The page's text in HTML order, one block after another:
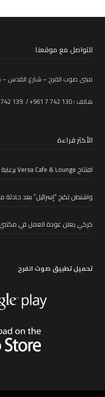
للتواصل مع موقعنا
مبنى صوت الفرح – شارع القدس –
هاتف : 130 742 7 961+ / 139 742 7 961+ لبنان
الأكثر قراءة
افتتاح Versa Cafe & Lounge برعاية بلدية صور
واشنطن تكبح “إسرائيل” بعد
كركي يعلن عودة العمل في مكتبي
تحميل تطبيق صوت الفرح